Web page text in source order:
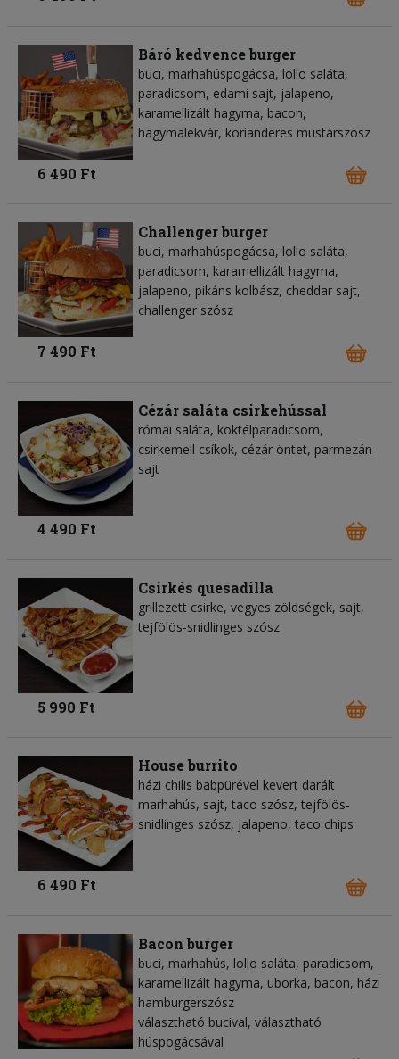
Báró kedvence burger
buci, marhahúspogácsa, lollo saláta,
paradicsom, edami sajt, jalapeno,
karamellizált hagyma, bacon,
hagymalekvár, korianderes mustárszósz
6 490 Ft
Challenger burger
buci, marhahúspogácsa, lollo saláta,
paradicsom, karamellizált hagyma,
jalapeno, pikáns kolbász, cheddar sajt,
challenger szósz
7 490 Ft
Cézár saláta csirkehússal
római saláta, koktélparadicsom,
csirkemell csíkok, cézár öntet, parmezán
sajt
4 490 Ft
Csirkés quesadilla
grillezett csirke, vegyes zöldségek, sajt,
tejfölös-snidlinges szósz
5 990 Ft
House burrito
házi chilis babpürével kevert darált
marhahús, sajt, taco szósz, tejfölös-
snidlinges szósz, jalapeno, taco chips
6 490 Ft
Bacon burger
buci, marhahús, lollo saláta, paradicsom,
karamellizált hagyma, uborka, bacon, házi
hamburgerszósz
választható bucival, választható
húspogácsával